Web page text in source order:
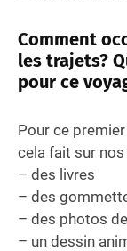
Comment
les trajets?
pour ce
Pour ce
cela fait sur nos
– des livres
– des
– des photos
– un dessin